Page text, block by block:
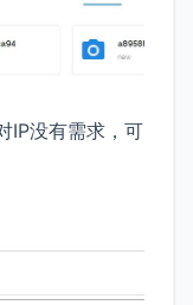
IP没有需求，可